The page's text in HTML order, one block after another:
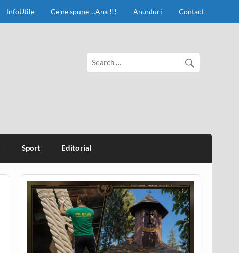
InfoUtile Ce ne spune …Ana !!! Anunturi Contact
Sport Editorial